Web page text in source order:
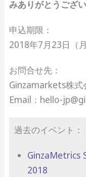
みありがとうござい
申込期限：
2018年7月23日（月
お問合せ先：
Ginzamarkets株
Email：hello-
過去のイベント：
GinzaMetrics
2018